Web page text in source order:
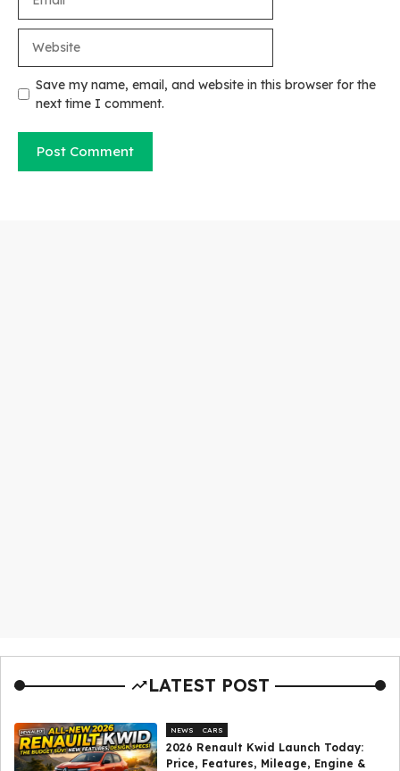
Save my name, email, and website in this browser for the
next time I comment.
LATEST POST
NEWS CARS
2026 Renault Kwid Launch Today:
Price, Features, Mileage, Engine &